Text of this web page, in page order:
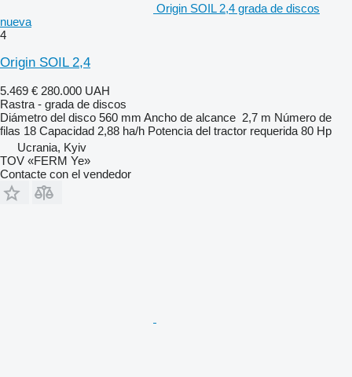
Origin SOIL 2,4 grada de discos
nueva
4
Origin SOIL 2,4
5.469 € 280.000 UAH
Rastra - grada de discos
Diámetro del disco 560 mm Ancho de alcance 2,7 m Número de
filas 18 Capacidad 2,88 ha/h Potencia del tractor requerida 80 Hp
Ucrania, Kyiv
TOV «FERM Ye»
Contacte con el vendedor